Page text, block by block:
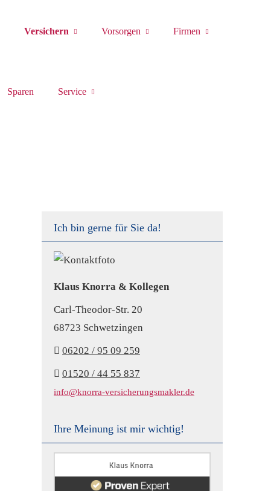
Versichern Vorsorgen Firmen
Sparen Service
Ich bin gerne für Sie da!
Klaus Knorra & Kollegen
Carl-Theodor-Str. 20
68723 Schwetzingen
06202 / 95 09 259
01520 / 44 55 837
info@knorra-versicherungsmakler.de
Ihre Meinung ist mir wichtig!